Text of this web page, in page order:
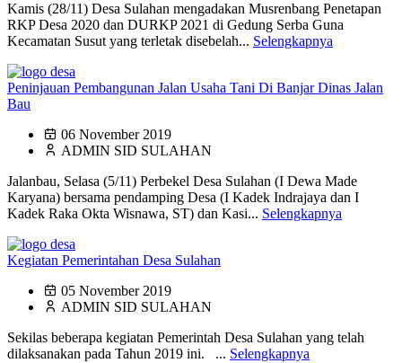
Kamis (28/11) Desa Sulahan mengadakan Musrenbang Penetapan
RKP Desa 2020 dan DURKP 2021 di Gedung Serba Guna
Kecamatan Susut yang terletak disebelah... Selengkapnya
Peninjauan Pembangunan Jalan Usaha Tani Di Banjar Dinas Jalan
Bau
06 November 2019
ADMIN SID SULAHAN
Jalanbau, Selasa (5/11) Perbekel Desa Sulahan (I Dewa Made
Karyana) bersama pendamping Desa (I Kadek Indrajaya dan I
Kadek Raka Okta Wisnawa, ST) dan Kasi... Selengkapnya
Kegiatan Pemerintahan Desa Sulahan
05 November 2019
ADMIN SID SULAHAN
Sekilas beberapa kegiatan Pemerintah Desa Sulahan yang telah
dilaksanakan pada Tahun 2019 ini. ... Selengkapnya